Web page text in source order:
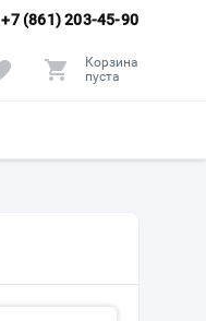
+7 (861) 203-45-90
Корзина
пуста